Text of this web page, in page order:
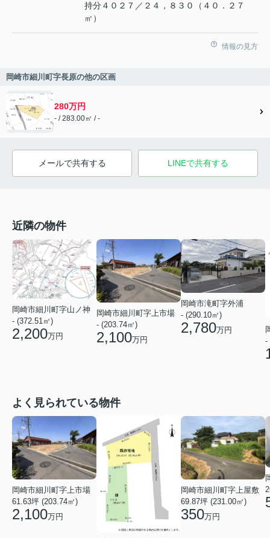
持分４０２７／２４，８３０（４０．２７
㎡）
情報の見方
岡崎市細川町字長原の他の区画
280万円
- / 283.00㎡ / -
メールで共有する LINEで共有する
近隣の物件
岡崎市細川町字山ノ神
- (372.51㎡)
2,200万円
岡崎市細川町字上市場
- (203.74㎡)
2,100万円
岡崎市滝町字外浦
- (290.10㎡)
2,780万円
-
よく見られている物件
岡崎市細川町字上市場
61.63坪 (203.74㎡)
2,100万円
岡崎市細川町字上屋敷
69.87坪 (231.00㎡)
350万円